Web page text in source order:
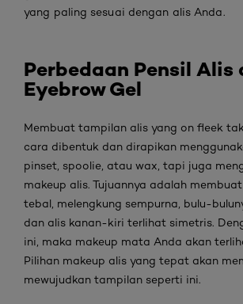
yang paling sesuai dengan alis Anda.
Perbedaan Pensil Alis
Eyebrow Gel
Membuat tampilan alis yang on fleek
cara dibentuk dan dirapikan
pinset, spoolie , atau wax , tapi juga
makeup alis. Tujuannya adalah
tebal, melengkung sempurna, bulu-
dan alis kanan-kiri terlihat simetris.
ini, maka makeup mata Anda akan
Pilihan makeup alis yang tepat akan
mewujudkan tampilan seperti ini.